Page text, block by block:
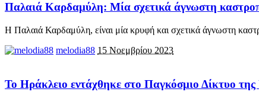
Παλαιά Καρδαμύλη: Μία σχετικά άγνωστη
Η Παλαιά Καρδαμύλη, είναι μία κρυφή και σχετικά άγνωστη
melodia88 15 Νοεμβρίου 2023
Το Ηράκλειο εντάχθηκε στο Παγκόσμιο Δίκτυο